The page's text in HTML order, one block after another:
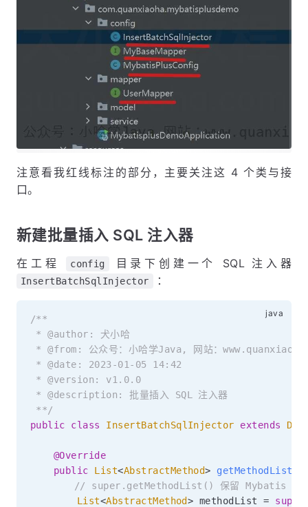
注意看我红线标注的部分，主要关注这 4 个类与接
口。
新建批量插入 SQL 注入器
在工程 config 目录下创建一个 SQL 注入器
InsertBatchSqlInjector ：
/**
* @author: 犬小哈
* @from: 公众号：小哈学Java, 网站：
* @date: 2023-01-05 14:42
* @version: v1.0.0
* @description: 批量插入 SQL 注入器
**/
public
class InsertBatchSqlInjector extends
@Override
public
List<AbstractMethod> getMethodList
// super.getMethodList() 保留 Mybatis
List<AbstractMethod> methodList = super